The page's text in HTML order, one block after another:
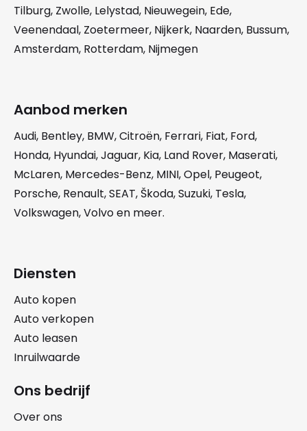
Tilburg, Zwolle, Lelystad, Nieuwegein, Ede,
Veenendaal, Zoetermeer, Nijkerk, Naarden, Bussum,
Amsterdam, Rotterdam, Nijmegen
Aanbod merken
Audi, Bentley, BMW,Citroën, Ferrari, Fiat, Ford,
Honda, Hyundai,Jaguar, Kia, Land Rover, Maserati,
McLaren, Mercedes-Benz, MINI,Opel, Peugeot,
Porsche, Renault,SEAT, Škoda,Suzuki, Tesla,
Volkswagen,Volvoen meer.
Diensten
Auto kopen
Auto verkopen
Auto leasen
Inruilwaarde
Ons bedrijf
Over ons